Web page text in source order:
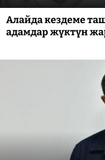
Алайда кездеме
адамдар жүктүн